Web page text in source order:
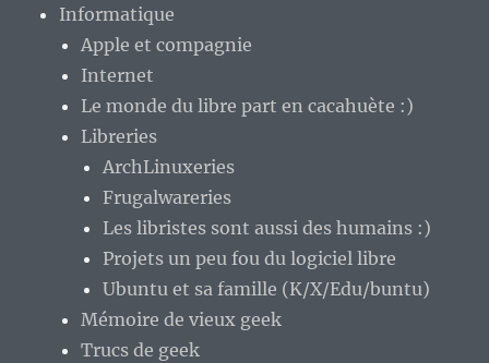
Informatique
Apple et compagnie
Internet
Le monde du libre part en cacahuète :)
Libreries
ArchLinuxeries
Frugalwareries
Les libristes sont aussi des humains :)
Projets un peu fou du logiciel libre
Ubuntu et sa famille (K/X/Edu/buntu)
Mémoire de vieux geek
Trucs de geek